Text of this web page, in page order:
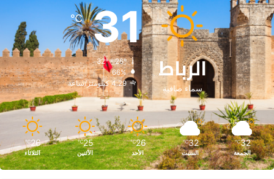
الرباط
سماء صافية
31
℃
32º - 26º
66%
4.29 كيلومتر/ساعة
32
℃
الجمعة
32
℃
السبت
26
℃
الأحد
25
℃
الأثنين
26
℃
الثلاثاء